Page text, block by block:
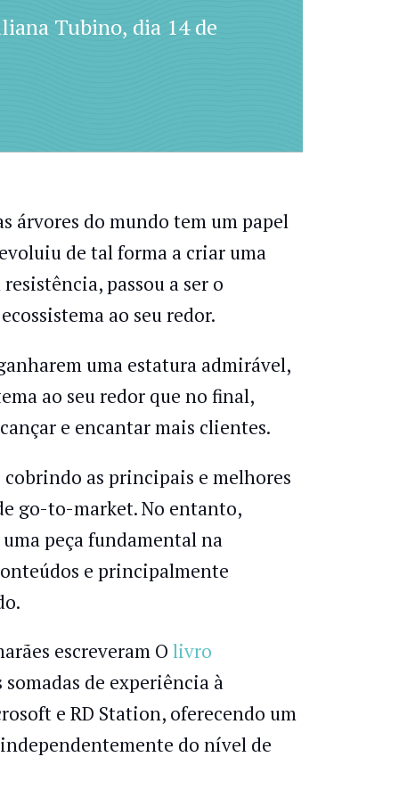
Tubino, dia 14 de
árvores do mundo tem um papel
de tal forma a criar uma
passou a ser o
ao seu redor.
uma estatura admirável,
ao seu redor que no final,
e encantar mais clientes.
as principais e melhores
go-to-market. No entanto,
peça fundamental na
e principalmente
escreveram O livro
de experiência à
e RD Station, oferecendo um
do nível de